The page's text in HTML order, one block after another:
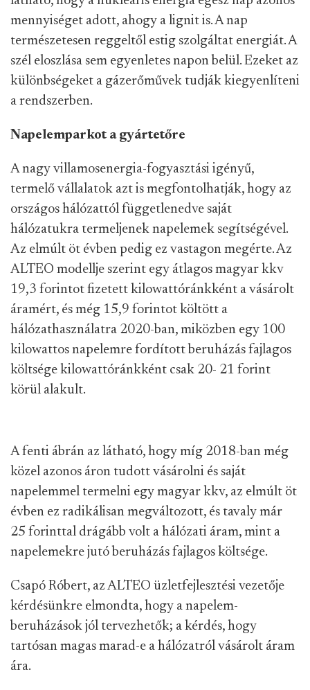
mennyiséget adott, ahogy a lignit is. A nap
természetesen reggeltől estig szolgáltat energiát. A
szél eloszlása sem egyenletes napon belül. Ezeket az
különbségeket a gázerőművek tudják kiegyenlíteni
a rendszerben.
Napelemparkot a gyártetőre
A nagy villamosenergia-fogyasztási igényű,
termelő vállalatok azt is megfontolhatják, hogy az
országos hálózattól függetlenedve saját
hálózatukra termeljenek napelemek segítségével.
Az elmúlt öt évben pedig ez vastagon megérte. Az
ALTEO modellje szerint egy átlagos magyar kkv
19,3 forintot fizetett kilowattóránkként a vásárolt
áramért, és még 15,9 forintot költött a
hálózathasználatra 2020-ban, miközben egy 100
kilowattos napelemre fordított beruházás fajlagos
költsége kilowattóránkként csak 20- 21 forint
körül alakult.
A fenti ábrán az látható, hogy míg 2018-ban még
közel azonos áron tudott vásárolni és saját
napelemmel termelni egy magyar kkv, az elmúlt öt
évben ez radikálisan megváltozott, és tavaly már
25 forinttal drágább volt a hálózati áram, mint a
napelemekre jutó beruházás fajlagos költsége.
Csapó Róbert, az ALTEO üzletfejlesztési vezetője
kérdésünkre elmondta, hogy a napelem-
beruházások jól tervezhetők; a kérdés, hogy
tartósan magas marad-e a hálózatról vásárolt áram
ára.